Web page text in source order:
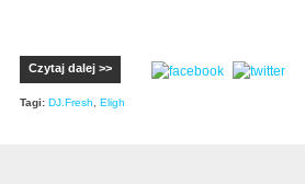
Czytaj dalej >>
Tagi: DJ.Fresh Eligh